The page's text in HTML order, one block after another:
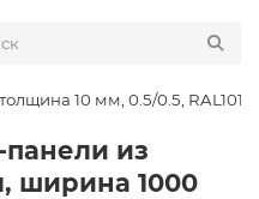
10 мм, 0.5/0.5, RAL1014
из
ширина 1000